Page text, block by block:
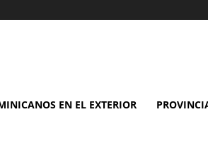
EN EL EXTERIOR